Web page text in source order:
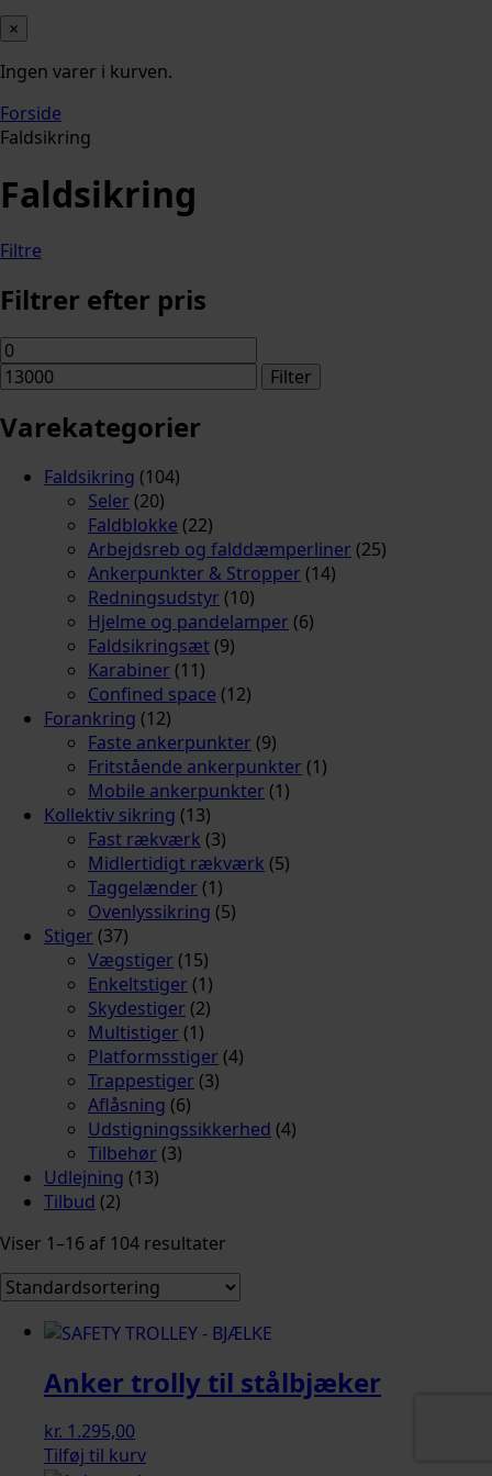
×
Ingen varer i kurven.
Forside
Faldsikring
Faldsikring
Filtre
Filtrer efter pris
Mindste
pris
prisFilter
Varekategorier
Faldsikring (104)
Seler (20)
Faldblokke (22)
Arbejdsreb og falddæmperliner (25)
Ankerpunkter & Stropper (14)
Redningsudstyr (10)
Hjelme og pandelamper (6)
Faldsikringsæt (9)
Karabiner (11)
Confined space (12)
Forankring (12)
Faste ankerpunkter (9)
Fritstående ankerpunkter (1)
Mobile ankerpunkter (1)
Kollektiv sikring (13)
Fast rækværk (3)
Midlertidigt rækværk (5)
Taggelænder (1)
Ovenlyssikring (5)
Stiger (37)
Vægstiger (15)
Enkeltstiger (1)
Skydestiger (2)
Multistiger (1)
Platformsstiger (4)
Trappestiger (3)
Aflåsning (6)
Udstigningssikkerhed (4)
Tilbehør (3)
Udlejning (13)
Tilbud (2)
Viser 1–16 af 104 resultater
Anker trolly til stålbjæker
kr. 1.295,00
Tilføj til kurv